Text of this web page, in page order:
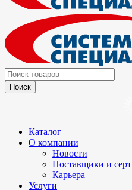
Каталог
О компании
Новости
Поставщики и
Карьера
Услуги